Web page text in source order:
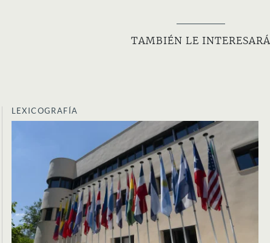
TAMBIÉN LE INTERESARÁ
LEXICOGRAFÍA